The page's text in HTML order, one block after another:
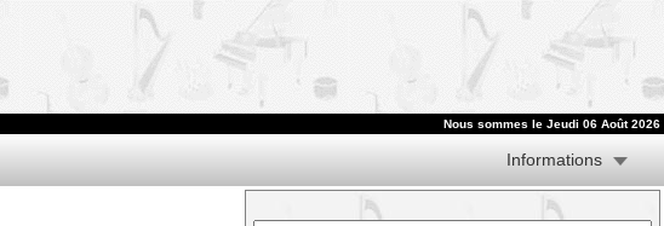
Nous sommes le Jeudi 06 Août 2026
Informations